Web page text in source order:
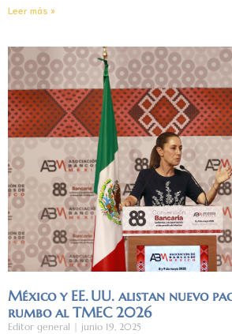
Leer más »
México y EE. UU. alistan nuevo
rumbo al TMEC 2026
Editor general junio 19, 2025